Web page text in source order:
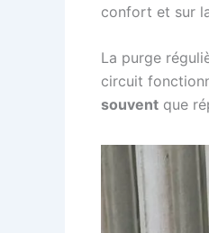
confort et sur
La purge
circuit
souvent que